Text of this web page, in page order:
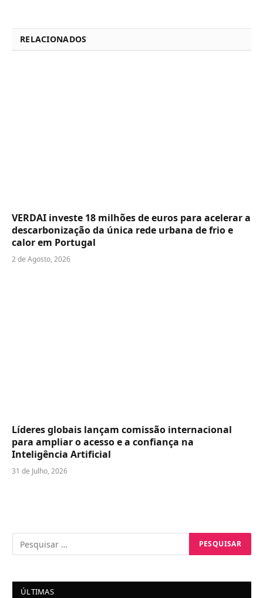
RELACIONADOS
VERDAI investe 18 milhões de euros para acelerar a
descarbonização da única rede urbana de frio e
calor em Portugal
2 de Agosto, 2026
Líderes globais lançam comissão internacional
para ampliar o acesso e a confiança na
Inteligência Artificial
31 de Julho, 2026
ÚLTIMAS